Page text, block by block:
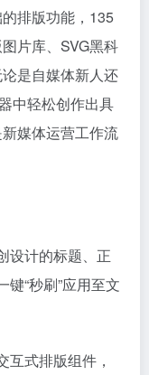
排版功能，135
片库、SVG黑科
是自媒体新人还
中轻松创作出具
媒体运营工作流
设计的标题、正
“秒刷”应用至文
互式排版组件，